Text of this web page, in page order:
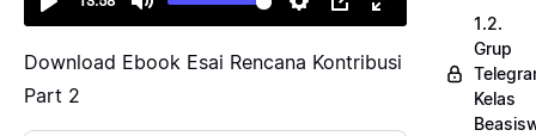
Download Ebook Esai Rencana Kontribusi
Part 2
1.2.
Grup
Kelas